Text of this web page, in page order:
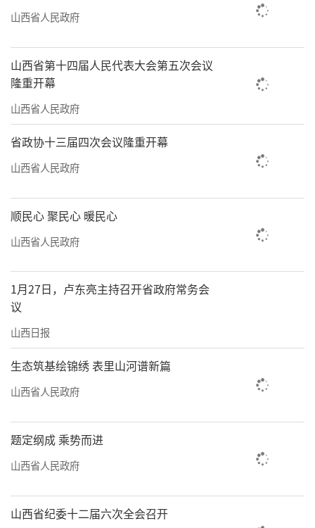
山西省人民政府
山西省第十四届人民代表大会第五次会议
隆重开幕
山西省人民政府
省政协十三届四次会议隆重开幕
山西省人民政府
顺民心 聚民心 暖民心
山西省人民政府
1月27日，卢东亮主持召开省政府常务会
议
山西日报
生态筑基绘锦绣 表里山河谱新篇
山西省人民政府
题定纲成 乘势而进
山西省人民政府
山西省纪委十二届六次全会召开